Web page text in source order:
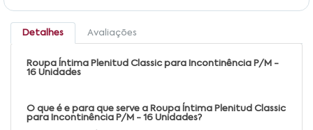
Detalhes Avaliações
Roupa Íntima Plenitud Classic para Incontinência P/M -
16 Unidades
O que é e para que serve a Roupa Íntima Plenitud Classic
para Incontinência P/M - 16 Unidades?